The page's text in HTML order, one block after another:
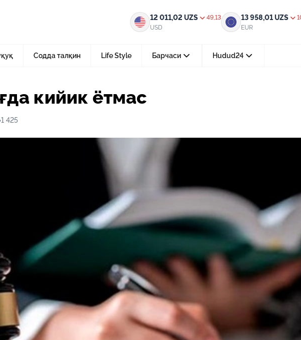
12 011,02 UZS
49,13
USD
13 958,01UZS
EUR
Содда талқин Life Style Барчаси Hudud24
15-июл 2026, 05:11
Ҳуқуқий билимларни
форматда ўрганиш имконияти
29-июн 2026, 10:29
Халқ билан очиқ мулоқот —
манфаатларига хизмат қилувчи
давлат бошқарувининг муҳим
25-июн 2026, 11:04
Электрон обуна: ҳуқуқий
23-июн 2026, 10:05
Хусусий боғчада 5 ой ишлаб
тоғда кийик ётмас
кийик ётмас
1 425